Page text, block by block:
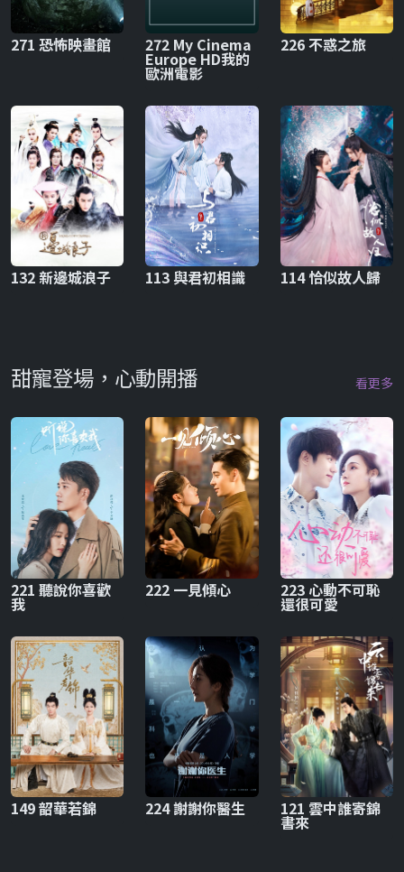
271 恐怖映畫館 272 My Cinema
Europe HD我的
歐洲電影
226 不惑之旅
132 新邊城浪子 113 與君初相識 114 恰似故人歸
甜寵登場，心動開播 看更多
221 聽說你喜歡
我
222 一見傾心 223 心動不可恥
還很可愛
149 韶華若錦 224 謝謝你醫生 121 雲中誰寄錦
書來